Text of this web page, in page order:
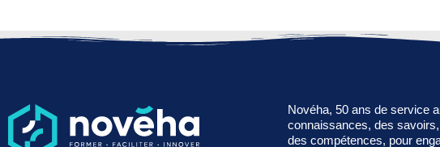
Novéha, 50 ans de service
connaissances, des savoirs,
des compétences, pour